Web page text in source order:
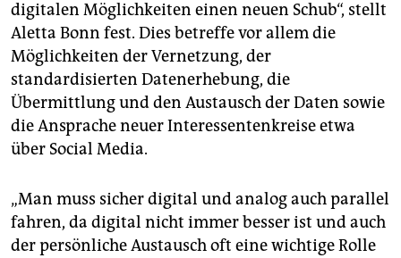
digitalen Möglichkeiten einen neuen Schub“, stellt
Aletta Bonn fest. Dies betreffe vor allem die
Möglichkeiten der Vernetzung, der
standardisierten Datenerhebung, die
Übermittlung und den Austausch der Daten sowie
die Ansprache neuer Interessentenkreise etwa
über Social Media.
„Man muss sicher digital und analog auch parallel
fahren, da digital nicht immer besser ist und auch
der persönliche Austausch oft eine wichtige Rolle